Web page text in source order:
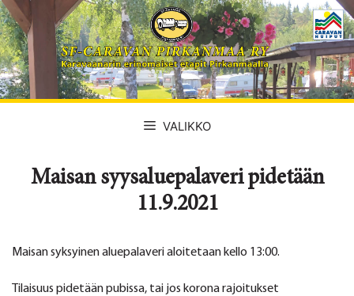
Siirry
sisältöön
VALIKKO
Maisan syysaluepalaveri pidetään
11.9.2021
Maisan syksyinen aluepalaveri aloitetaan kello 13:00.
Tilaisuus pidetään pubissa, tai jos korona rajoitukset